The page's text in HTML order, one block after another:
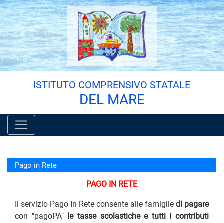
Vai al menù principale
Vai al menù secondario
Vai ai contenuti
Vai a fondo pagina
ISTITUTO COMPRENSIVO STATALE
DEL MARE
Pago in Rete
PAGO IN RETE
Il servizio Pago In Rete consente alle famiglie di pagare
con "pagoPA"le tasse scolastiche e tutti i contributi